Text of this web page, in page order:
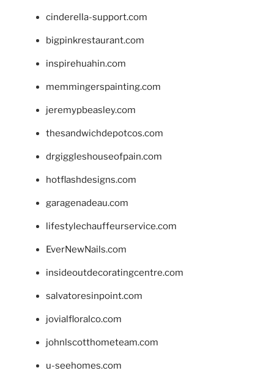
cinderella-support.com
bigpinkrestaurant.com
inspirehuahin.com
memmingerspainting.com
jeremypbeasley.com
thesandwichdepotcos.com
drgiggleshouseofpain.com
hotflashdesigns.com
garagenadeau.com
lifestylechauffeurservice.com
EverNewNails.com
insideoutdecoratingcentre.com
salvatoresinpoint.com
jovialfloralco.com
johnlscotthometeam.com
u-seehomes.com